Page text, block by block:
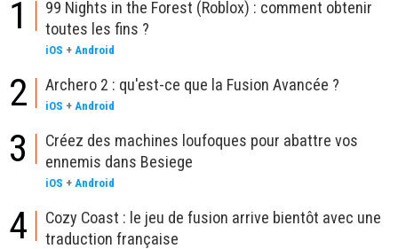
1
99 Nights in the Forest (Roblox) : comment obtenir
toutes les fins ?
iOS + Android
2 Archero 2 : qu'est-ce que la Fusion Avancée ?
iOS + Android
3
Créez des machines loufoques pour abattre vos
ennemis dans Besiege
iOS + Android
4
Cozy Coast : le jeu de fusion arrive bientôt avec une
traduction française